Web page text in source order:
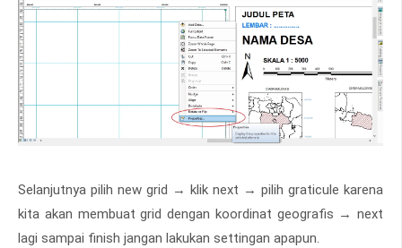
Selanjutnya pilih new grid → klik next → pilih graticule karena
kita akan membuat grid dengan koordinat geografis → next
lagi sampai finish jangan lakukan settingan apapun.